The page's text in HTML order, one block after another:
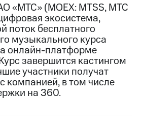
«МТС» (MOEX: MTSS, МТС
экосистема,
поток бесплатного
музыкального курса
онлайн-платформе
завершится кастингом
участники получат
компанией, в том числе
на 360.